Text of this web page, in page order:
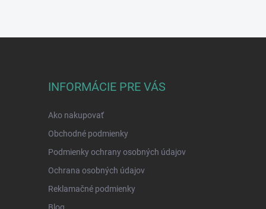
INFORMÁCIE PRE VÁS
Ako nakupovať
Obchodné podmienky
Podmienky ochrany osobných údajov
Ochrana osobných údajov
Reklamačné podmienky